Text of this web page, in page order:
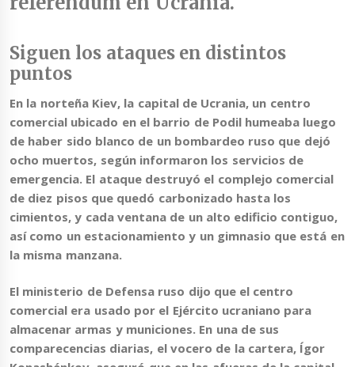
Siguen los ataques en distintos
puntos
En la norteña Kiev, la capital de Ucrania, un centro
comercial ubicado en el barrio de Podil humeaba luego
de haber sido blanco de un bombardeo ruso que dejó
ocho muertos, según informaron los servicios de
emergencia. El ataque destruyó el complejo comercial
de diez pisos que quedó carbonizado hasta los
cimientos, y cada ventana de un alto edificio contiguo,
así como un estacionamiento y un gimnasio que está en
la misma manzana.
El ministerio de Defensa ruso dijo que el centro
comercial era usado por el Ejército ucraniano para
almacenar armas y municiones. En una de sus
comparecencias diarias, el vocero de la cartera, Ígor